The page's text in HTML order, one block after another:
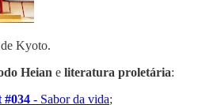
Kyoto.
Heian e literatura proletária:
#034 - Sabor da vida;